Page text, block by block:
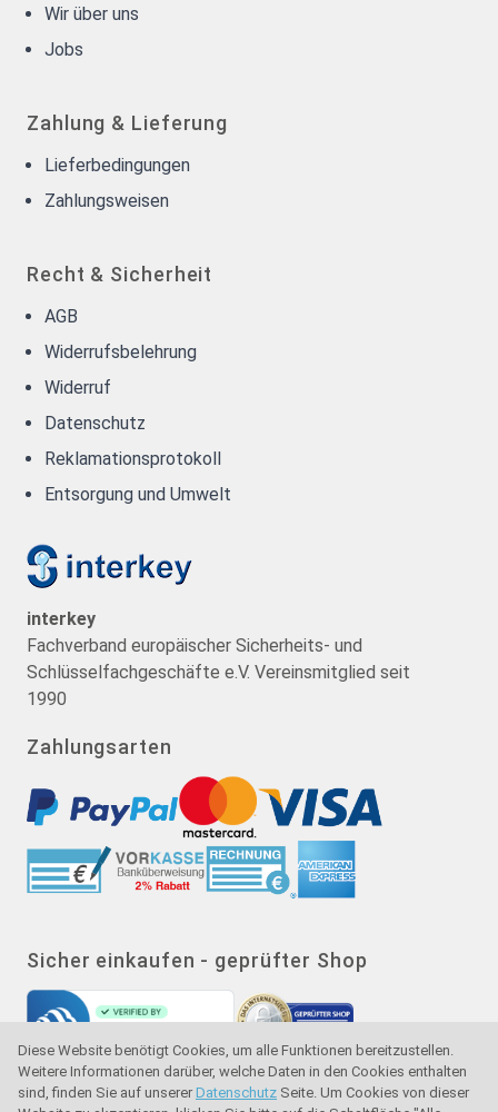
Diese Website benötigt Cookies, um alle Funktionen bereitzustellen.
Weitere Informationen darüber, welche Daten in den Cookies enthalten
sind, finden Sie auf unserer Datenschutz Seite. Um Cookies von dieser
Wir über uns
Jobs
Zahlung & Lieferung
Lieferbedingungen
Zahlungsweisen
Recht & Sicherheit
AGB
Widerrufsbelehrung
Widerruf
Datenschutz
Reklamationsprotokoll
Entsorgung und Umwelt
interkey
Fachverband europäischer Sicherheits- und
Schlüsselfachgeschäfte e.V. Vereinsmitglied seit
1990
Zahlungsarten
Sicher einkaufen - geprüfter Shop